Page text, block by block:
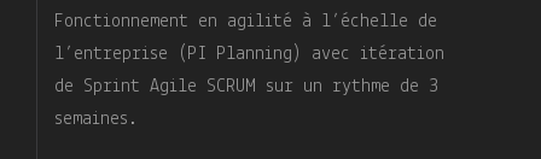
Fonctionnement en agilité à l’échelle de
l’entreprise (PI Planning) avec itération
de Sprint Agile SCRUM sur un rythme de 3
semaines.